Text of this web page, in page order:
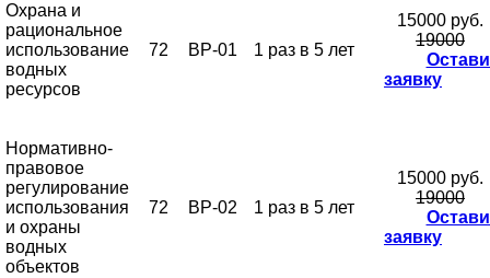
Охрана и
рациональное
использование
водных
ресурсов
72 ВР-01 1 раз в 5 лет
15000 руб.
19000
заявку
Нормативно-
правовое
регулирование
использования
и охраны
водных
объектов
72 ВР-02 1 раз в 5 лет
15000 руб.
19000
заявку